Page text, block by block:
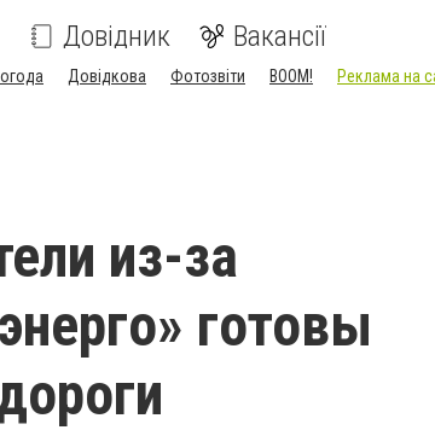
Довідник Вакансії
Довідкова Фотозвіти BOOM! Реклама на
из-за
готовы